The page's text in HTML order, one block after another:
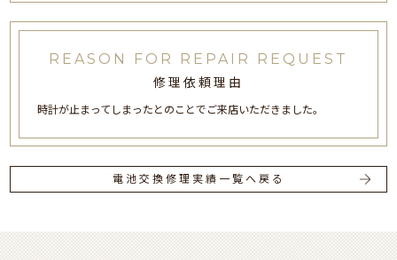
REASON FOR REPAIR REQUEST
修理依頼理由
時計が止まってしまったとのことでご来店いただきました。
電池交換修理実績一覧へ戻る